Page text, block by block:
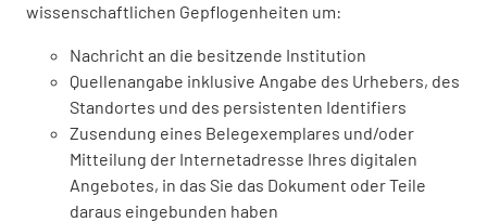
wissenschaftlichen Gepflogenheiten um:
Nachricht an die besitzende Institution
Quellenangabe inklusive Angabe des Urhebers, des
Standortes und des persistenten Identifiers
Zusendung eines Belegexemplares und/oder
Mitteilung der Internetadresse Ihres digitalen
Angebotes, in das Sie das Dokument oder Teile
daraus eingebunden haben